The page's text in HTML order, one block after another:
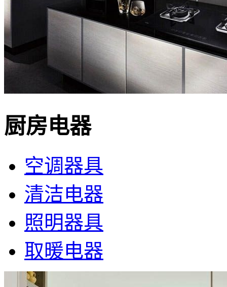
厨房电器
空调器具
清洁电器
照明器具
取暖电器